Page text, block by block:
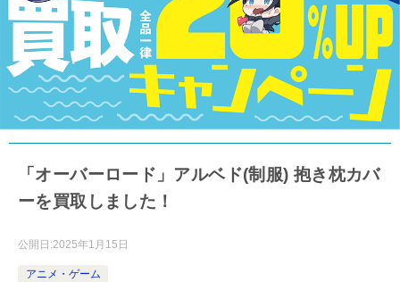
「オーバーロード」アルベド(制服) 抱き枕カバ
ーを買取しました！
公開日:2025年1月15日
アニメ・ゲーム